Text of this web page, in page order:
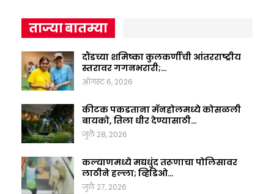
ताज्या बातम्या
दौंडच्या शमिष्का कुलकर्णीची आंतरराष्ट्रीय
स्तरावर गगनभरारी;…
ऑगस्ट 6, 2026
कीटक पकडताना मॅनहोलमध्ये कोसळली
बायको, तिला धीर देण्यासाठी…
जुलै 28, 2026
कल्याणमध्ये मद्यधुंद तरूणाचा पोलिसावर
लाठीने हल्ला; व्हिडिओ…
जुलै 27, 2026